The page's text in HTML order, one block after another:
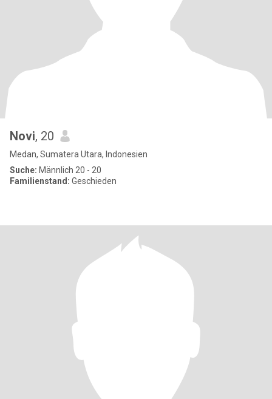
Novi, 20
Medan, Sumatera Utara, Indonesien
Suche: Männlich 20 - 20
Familienstand: Geschieden